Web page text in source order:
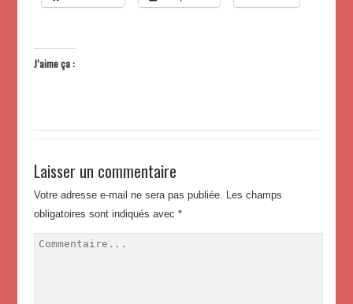
J’aime ça :
Laisser un commentaire
Votre adresse e-mail ne sera pas publiée. Les champs
obligatoires sont indiqués avec *